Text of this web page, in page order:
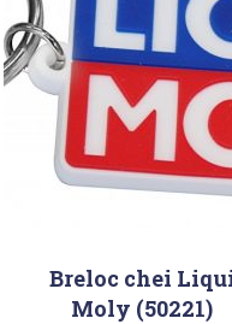
Breloc chei
Moly (50221)